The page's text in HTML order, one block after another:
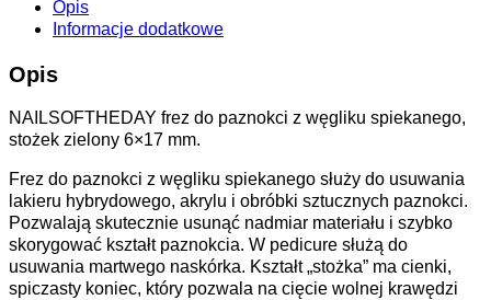
Opis
Informacje dodatkowe
Opis
NAILSOFTHEDAY frez do paznokci z węgliku spiekanego,
stożek zielony 6×17 mm.
Frez do paznokci z węgliku spiekanego służy do usuwania
lakieru hybrydowego, akrylu i obróbki sztucznych paznokci.
Pozwalają skutecznie usunąć nadmiar materiału i szybko
skorygować kształt paznokcia. W pedicure służą do
usuwania martwego naskórka. Kształt „stożka” ma cienki,
spiczasty koniec, który pozwala na cięcie wolnej krawędzi